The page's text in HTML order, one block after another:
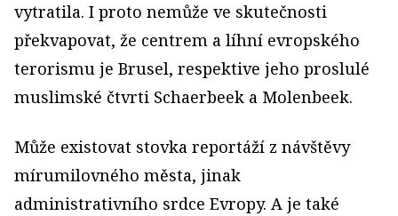
vytratila. I proto nemůže ve skutečnosti
překvapovat, že centrem a líhní evropského
terorismu je Brusel, respektive jeho proslulé
muslimské čtvrti Schaerbeek a Molenbeek.
Může existovat stovka reportáží z návštěvy
mírumilovného města, jinak
administrativního srdce Evropy. A je také